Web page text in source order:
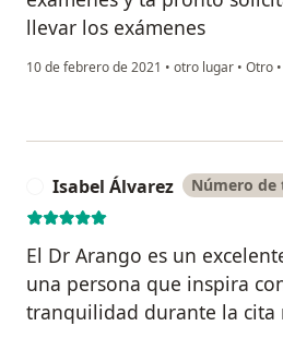
llevar los exámenes
10 de febrero de 2021 • otro lugar • Otro •
Isabel Álvarez Número de
El Dr Arango es un
una persona que inspira
tranquilidad durante la cita